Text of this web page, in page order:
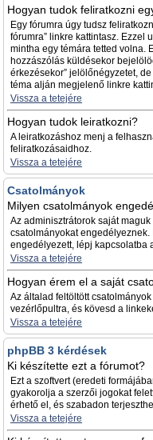
Hogyan tudok feliratkozni
Egy fórumra úgy tudsz
fórumra” linkre kattintasz. Ezzel
mintha egy témára tetted volna.
hozzászólás küldésekor
érkezésekor” jelölőnégyzetet,
téma alján megjelenő linkre
Vissza a tetejére
Hogyan tudok leiratkozni?
A leiratkozáshoz menj a
feliratkozásaidhoz.
Vissza a tetejére
Csatolmányok
Milyen csatolmányok
Az adminisztrátorok saját
csatolmányokat
engedélyezett, lépj kapcsolatba
Vissza a tetejére
Hogyan érem el a saját
Az általad feltöltött
vezérlőpultra, és kövesd a
Vissza a tetejére
phpBB 3 kérdések
Ki készítette ezt a fórumot?
Ezt a szoftvert (eredeti
gyakorolja a szerzői jogokat
érhető el, és szabadon
Vissza a tetejére